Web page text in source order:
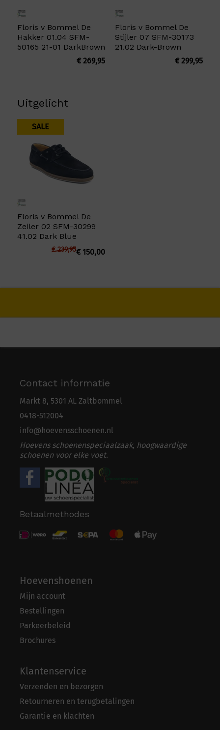
Floris v Bommel De
Hakker 01.04 SFM-
50165 21-01 DarkBrown
€269,95
Floris v Bommel De
Stijler 07 SFM-30173
21.02 Dark-Brown
€299,95
Uitgelicht
SALE
Floris v Bommel De
Zeiler 02 SFM-30299
41.02 Dark Blue
€150,00
€239,95
Contact informatie
Markt 8, 5301 AL Zaltbommel
0418-512004
info@hoevensschoenen.nl
Hoevens schoenenspeciaalzaak, hoogwaardige
schoenen voor elke voet.
Betaalmethodes
Hoevenshoenen
Mijn account
Bestellingen
Parkeerbeleid
Brochures
Klantenservice
Verzenden en bezorgen
Retourneren en terugbetalingen
Garantie en klachten